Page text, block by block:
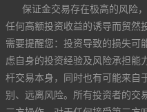
保证金交易存在极高的风险
任何高额投资收益的诱导而贸然
需要提醒您：投资导致的损失可
虑自身的投资经验及风险承担能
杆交易本身，同时也有可能来自
别、远离风险。所有投资者的交